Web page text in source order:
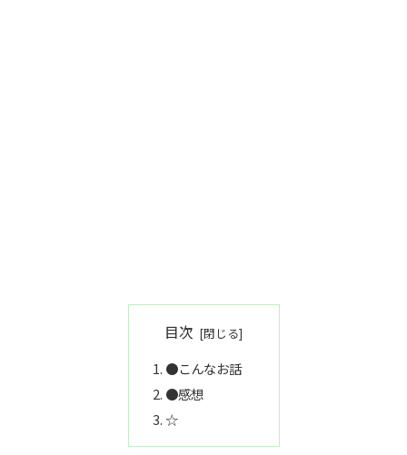
目次
●こんなお話
●感想
☆